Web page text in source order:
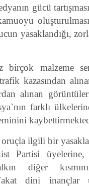
gücü
yasaklandığı,
malzeme
kazasından
alınan
farklı
oruçla ilgili bir
Partisi üyelerine,
diğer
dini inançlar